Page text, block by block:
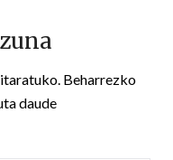
Beharrezko
daude